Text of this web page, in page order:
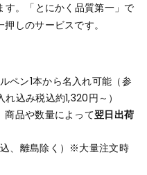
。「とにかく品質第一」で
しのサービスです。
ペン1本から名入れ可能（参
込み税込約1,320円～）
商品や数量によって翌日出荷
、離島除く）※大量注文時